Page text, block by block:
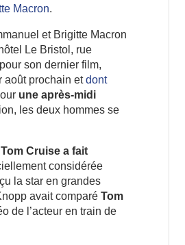
Macron.
et Brigitte Macron
Le Bristol, rue
son dernier film,
août prochain etdont
une après-midi
les deux hommes se
Cruise a fait
considérée
la star en grandes
avait comparéTom
de l’acteur en train de